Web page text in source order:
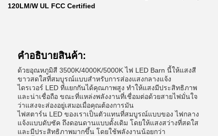
120LM/W UL FCC Certified
คําอธิบายสินค้า:
ด้วยอุณหภูมิสี 3500K/4000K/5000K ไฟ LED Barn นี้ให้แสงสี
ขาวสดใสที่สมบูรณ์แบบสําหรับการส่องแสงกลางแจ้ง
ไดรเวอร์ LED ที่แยกกันได้คุณภาพสูง ทําให้แสงมีประสิทธิภาพ
และน่าเชื่อถือ ขณะที่แหล่งพลังงานที่เชื่อมต่อด้วยสายไฟมั่นใจ
ว่าแสงจะส่องอยู่เสมอเมื่อคุณต้องการมัน
ไฟสตาร์น LED ของเราเป็นตัวแทนที่สมบูรณ์แบบของ ไฟกลาง
แจ้งแบบดับซัค ถึงดอนดานแบบดั้งเดิม โดยให้แสงสว่างที่สดใส
และมีประสิทธิภาพมากขึ้น โดยใช้พลังงานน้อยกว่า